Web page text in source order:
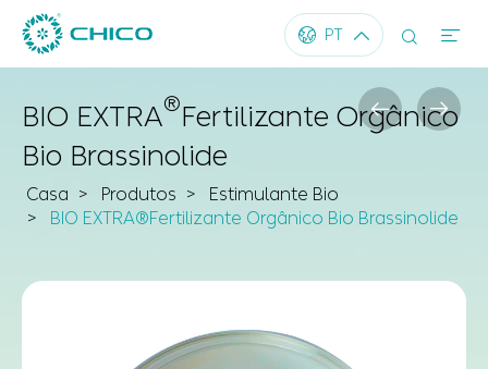
 PT   
BIO EXTRA®Fertilizante Orgânico
Bio Brassinolide
Casa Produtos
Estimulante Bio
BIO EXTRA®Fertilizante Orgânico Bio Brassinolide
 